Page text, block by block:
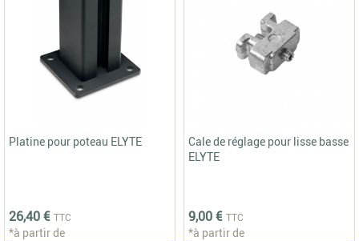
Platine pour poteau ELYTE
26,40 € TTC
*à partir de
Cale de réglage pour lisse basse
ELYTE
9,00 € TTC
*à partir de